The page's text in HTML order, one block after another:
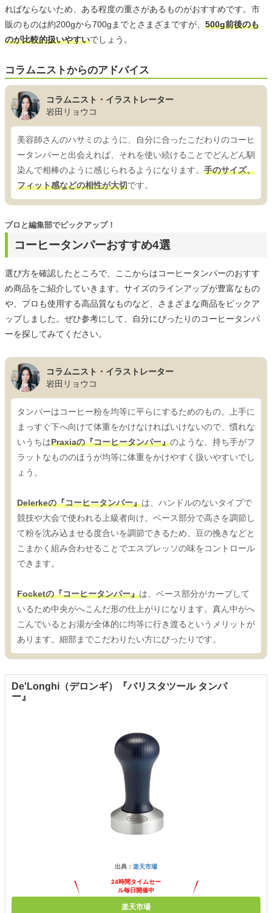
ればならないため、ある程度の重さがあるものがおすすめです。市
販のものは約200gから700gまでとさまざまですが、 500g前後のも
のが比較的扱いやすいでしょう。
コラムニストからのアドバイス
コラムニスト・イラストレーター
岩田リョウコ
美容師さんのハサミのように、自分に合ったこだわりのコーヒ
ータンパーと出会えれば、それを使い続けることでどんどん馴
染んで相棒のように感じられるようになります。 手のサイズ、
フィット感などの相性が大切です。
コーヒータンパーおすすめ4選
プロと編集部でピックアップ！
選び方を確認したところで、ここからはコーヒータンパーのおすす
め商品をご紹介していきます。サイズのラインアップが豊富なもの
や、プロも使用する高品質なものなど、さまざまな商品をピックア
ップしました。ぜひ参考にして、自分にぴったりのコーヒータンパ
ーを探してみてください。
コラムニスト・イラストレーター
岩田リョウコ
タンパーはコーヒー粉を均等に平らにするためのもの。上手に
まっすぐ下へ向けて体重をかけなければいけないので、慣れな
いうちはPraxiaの『コーヒータンパー』のような、持ち手がフ
ラットなもののほうが均等に体重をかけやすく扱いやすいでし
ょう。
Delerkeの『コーヒータンパー』は、ハンドルのないタイプで
競技や大会で使われる上級者向け。ベース部分で高さを調節し
て粉を沈み込ませる度合いを調節できるため、豆の挽きなどと
こまかく組み合わせることでエスプレッソの味をコントロール
できます。
Focketの『コーヒータンパー』は、ベース部分がカーブして
いるため中央がへこんだ形の仕上がりになります。真ん中がへ
こんでいるとお湯が全体的に均等に行き渡るというメリットが
あります。細部までこだわりたい方にぴったりです。
De'Longhi（デロンギ）『バリスタツール タンパ
ー』
出典： 楽天市場
24時間タイムセー
ル毎日開催中
楽天市場